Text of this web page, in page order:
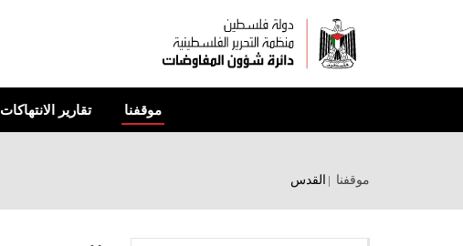
موقفنا تقارير الانتهاكات
موقفنا القدس